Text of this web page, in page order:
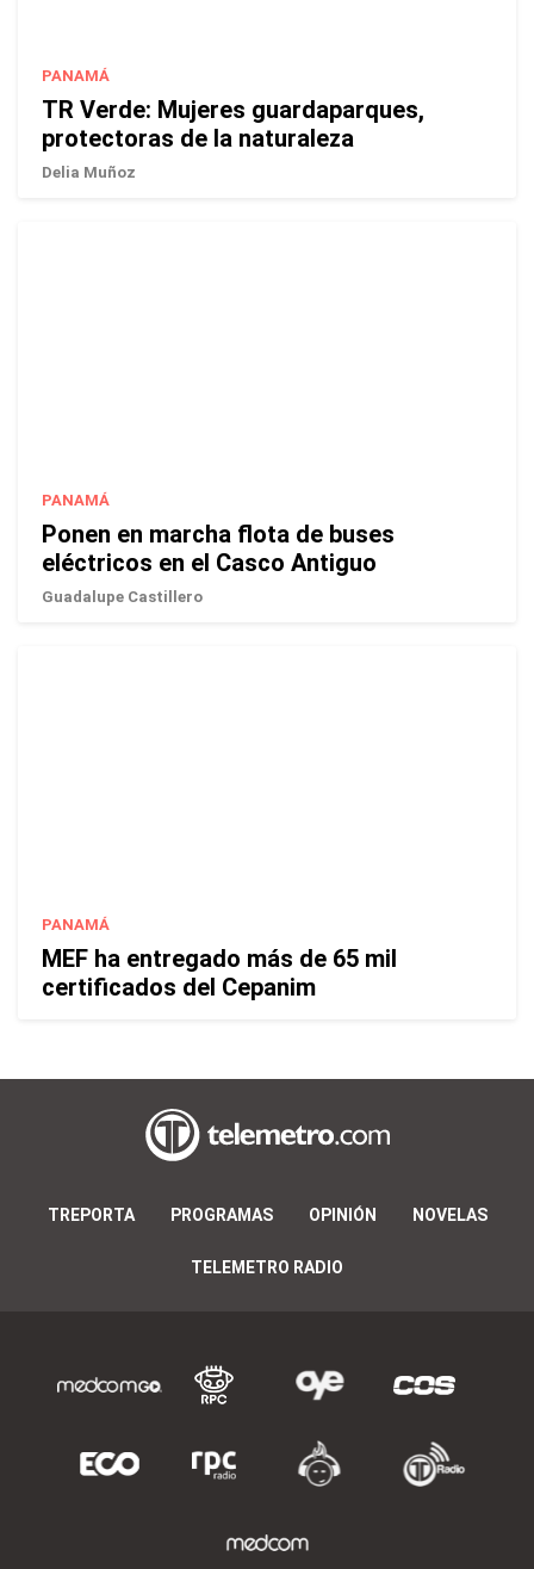
PANAMÁ
TR Verde: Mujeres guardaparques,
protectoras de la naturaleza
Delia Muñoz
PANAMÁ
Ponen en marcha flota de buses
eléctricos en el Casco Antiguo
Guadalupe Castillero
PANAMÁ
MEF ha entregado más de 65 mil
certificados del Cepanim
TREPORTA PROGRAMAS OPINIÓN NOVELAS
TELEMETRO RADIO